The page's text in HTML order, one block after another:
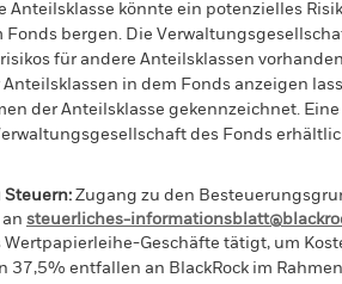
Anteilsklasse könnte ein potenzielles
Fonds bergen. Die
für andere Anteilsklassen
Anteilsklassen in dem Fonds anzeigen
der Anteilsklasse gekennzeichnet.
des Fonds
Steuern: Zugang zu den
steuerliches-
Wertpapierleihe-Geschäfte tätigt, um
37,5% entfallen an BlackRock im